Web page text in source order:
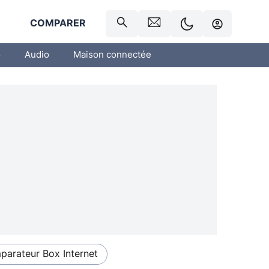
COMPARER
Audio Maison connectée
Box Internet